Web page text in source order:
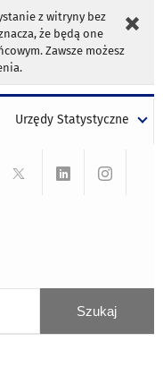
z witryny bez
że będą one
Zawsze możesz
Urzędy Statystyczne